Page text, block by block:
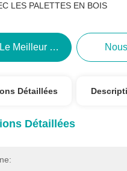
LES PALETTES EN BOIS
Meilleur Prix
Détaillées
Détaillées